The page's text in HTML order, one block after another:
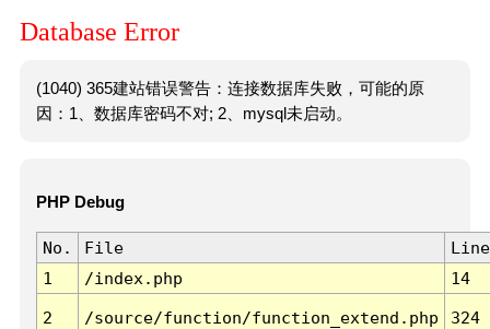
Database Error
(1040) 365建站错误警告：连接数据库失败，可能的原
因：1、数据库密码不对; 2、mysql未启动。
PHP Debug
No. File
Line
1
/index.php 14
2 /source/function/function_extend.php 324